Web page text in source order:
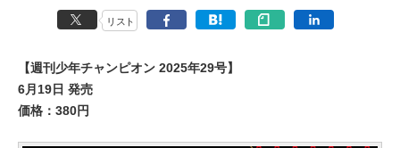
リスト
【週刊少年チャンピオン 2025年29号】
6月19日 発売
価格：380円